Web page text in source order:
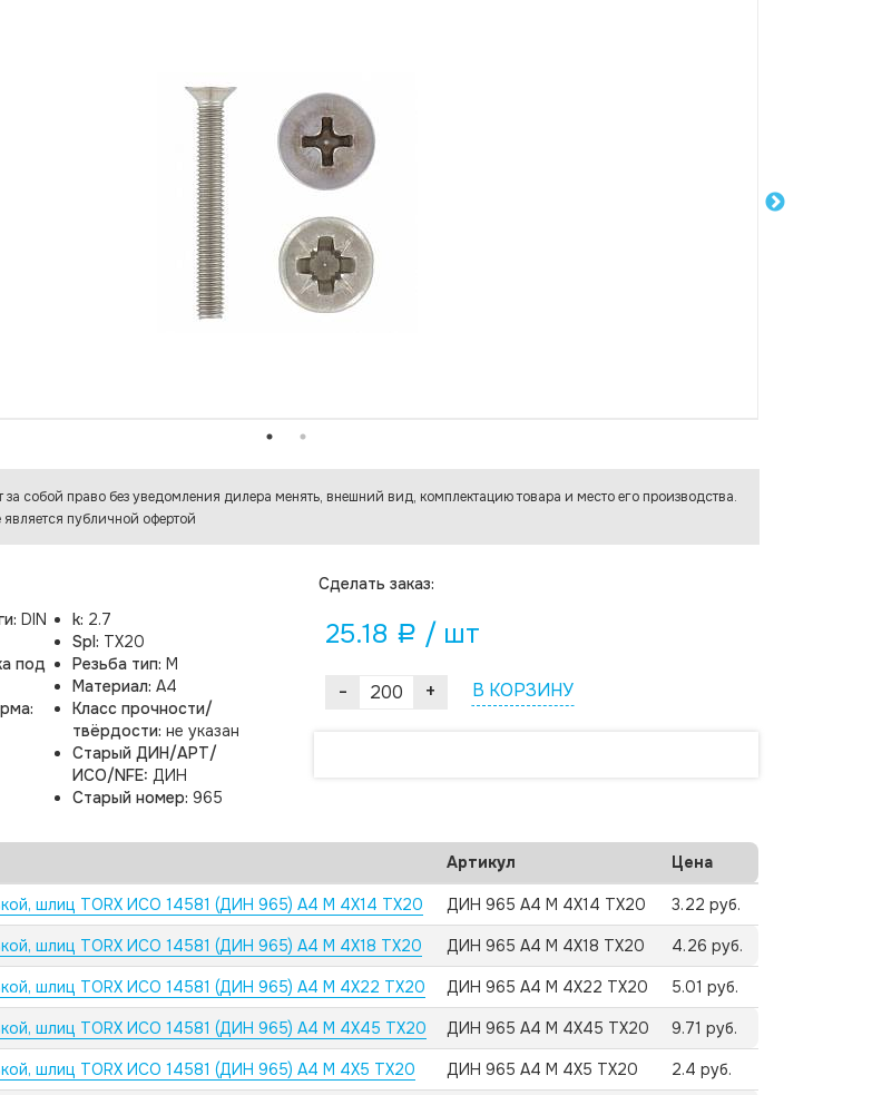
DIN
под
k: 2.7
Spl: TX20
Резьба тип: M
Материал: A4
Класс прочности/
твёрдости: не указан
Старый ДИН/АРТ/
ИСО/NFE: ДИН
Старый номер: 965
Cделать заказ:
25.18 a / шт
- + В КОРЗИНУ
за собой право без уведомления дилера менять, внешний вид, комплектацию товара и место его производства.
публичной офертой
Артикул Цена
шлиц TORX ИСО 14581 (ДИН 965) А4 M 4X14 TX20 ДИН 965 А4 M 4X14 TX20 3.22 руб.
шлиц TORX ИСО 14581 (ДИН 965) А4 M 4X18 TX20 ДИН 965 А4 M 4X18 TX20 4.26 руб.
шлиц TORX ИСО 14581 (ДИН 965) А4 M 4X22 TX20 ДИН 965 А4 M 4X22 TX20 5.01 руб.
шлиц TORX ИСО 14581 (ДИН 965) А4 M 4X45 TX20 ДИН 965 А4 M 4X45 TX20 9.71 руб.
шлиц TORX ИСО 14581 (ДИН 965) А4 M 4X5 TX20 ДИН 965 А4 M 4X5 TX20 2.4 руб.